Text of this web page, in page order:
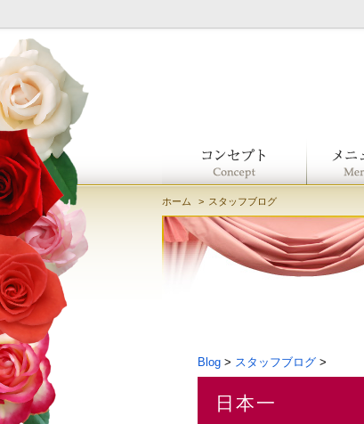
ホーム スタッフブログ
Blog > スタッフブログ >
日本一